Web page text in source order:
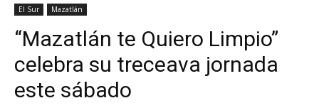
El Sur Mazatlán
“Mazatlán te Quiero Limpio”
celebra su treceava jornada
este sábado